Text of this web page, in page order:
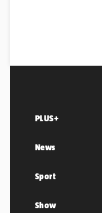
PLUS+
News
Sport
Show